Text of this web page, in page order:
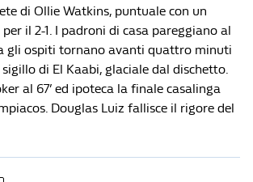
di Ollie Watkins, puntuale con un
il 2-1. I padroni di casa pareggiano al
gli ospiti tornano avanti quattro minuti
di El Kaabi, glaciale dal dischetto.
al 67’ ed ipoteca la finale casalinga
Douglas Luiz fallisce il rigore del